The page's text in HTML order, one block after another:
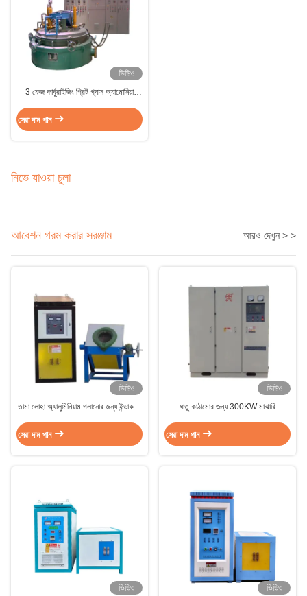
ভিডিও
3 ফেজ কার্বুরাইজিং গ্রিট গ্যাস অ্যামোনিয়া
সেরা দাম পান
নিভে যাওয়া চুলা
আবেশন গরম করার সরঞ্জাম আরও দেখুন > >
ভিডিও
তামা লোহা অ্যালুমিনিয়াম গলানোর জন্য ইন্ডাকশন
সেরা দাম পান
ভিডিও
ধাতু কাঠামোর জন্য 300KW মাঝারি
সেরা দাম পান
ভিডিও
ভিডিও